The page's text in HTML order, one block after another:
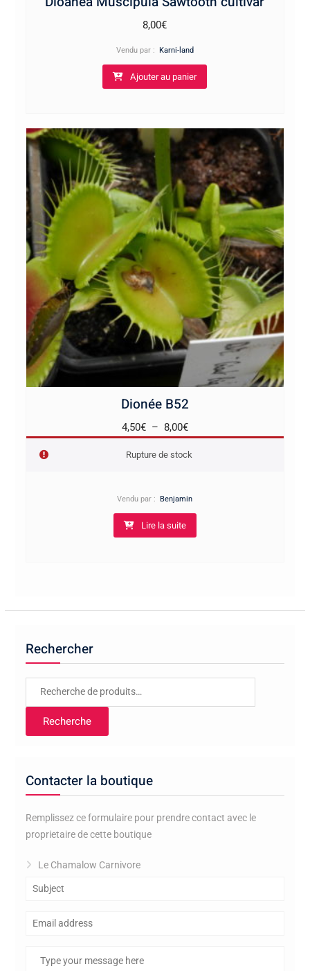
8,00€
Vendu par : Karni-land
Ajouter au panier
Dionée B52
4,50€ – 8,00€Plage
à
8,00€
Rupture de stock
Vendu par :Benjamin
Lire la suite
Rechercher
Recherche
Recherche
Contacter la boutique
Remplissez ce formulaire pour prendre contact avec le
proprietaire de cette boutique
Le Chamalow Carnivore